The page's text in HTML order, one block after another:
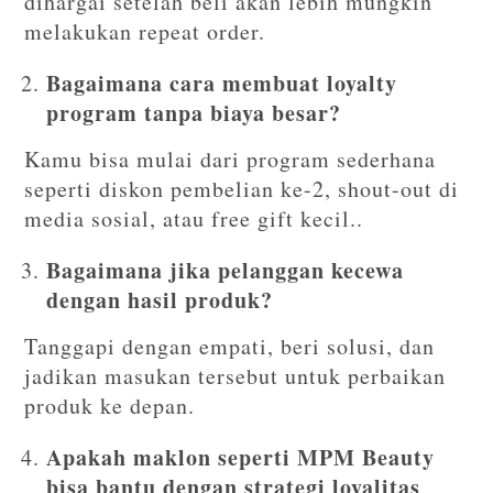
melakukan repeat order.
Bagaimana cara membuat loyalty
program tanpa biaya besar?
Kamu bisa mulai dari program sederhana
seperti diskon pembelian ke-2, shout-out di
media sosial, atau free gift kecil..
Bagaimana jika pelanggan kecewa
dengan hasil produk?
Tanggapi dengan empati, beri solusi, dan
jadikan masukan tersebut untuk perbaikan
produk ke depan.
Apakah maklon seperti MPM Beauty